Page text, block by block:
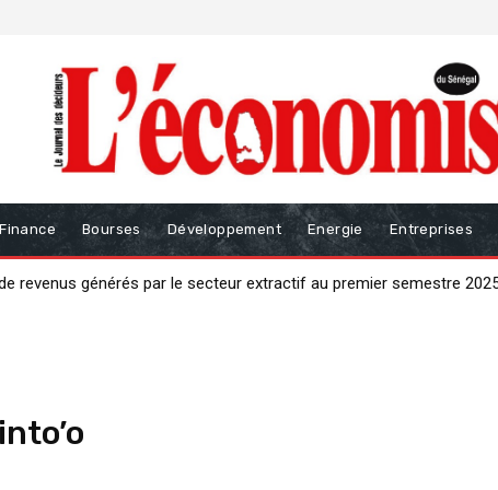
Finance Bourses Développement Energie Entreprises
revenus générés par le secteur extractif au premier semestre 2025
la crise par un « big bang » productif de 𝟑 𝟎𝟎𝟎 milliards 𝐅𝐂𝐅𝐀 »